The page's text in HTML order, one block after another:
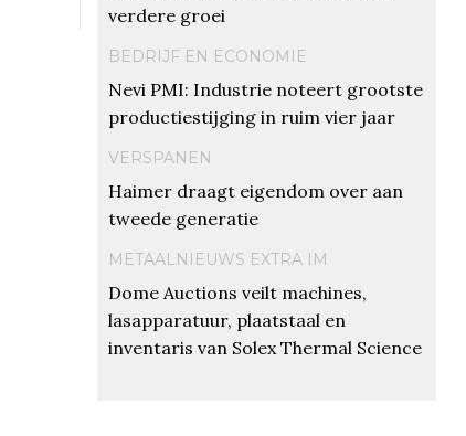
verdere groei
BEDRIJF EN ECONOMIE
Nevi PMI: Industrie noteert grootste
productiestijging in ruim vier jaar
VERSPANEN
Haimer draagt eigendom over aan
tweede generatie
METAALNIEUWS EXTRA IM
Dome Auctions veilt machines,
lasapparatuur, plaatstaal en
inventaris van Solex Thermal Science